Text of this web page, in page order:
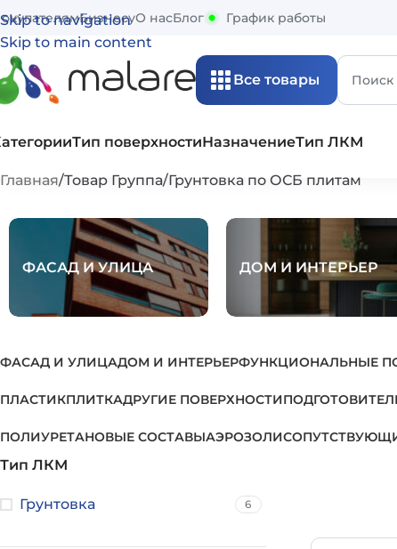
Skip to navigation
Skip to main content
БизнесуО насБлог График работы
Все товары
Тип поверхностиНазначениеТип ЛКМ
Главная Товар Группа Грунтовка по ОСБ плитам
ФАСАД И УЛИЦА ДОМ И ИНТЕРЬЕР
ФАСАД И УЛИЦАДОМ И ИНТЕРЬЕРФУНКЦИОНАЛЬНЫЕ
ПЛАСТИКПЛИТКАДРУГИЕ ПОВЕРХНОСТИ
ПОЛИУРЕТАНОВЫЕ СОСТАВЫАЭРОЗОЛИ
Тип ЛКМ
Грунтовка 6